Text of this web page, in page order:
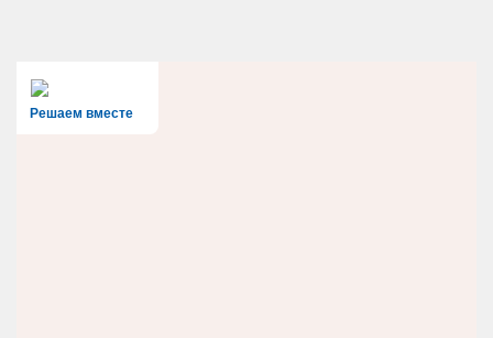
Решаем вместе